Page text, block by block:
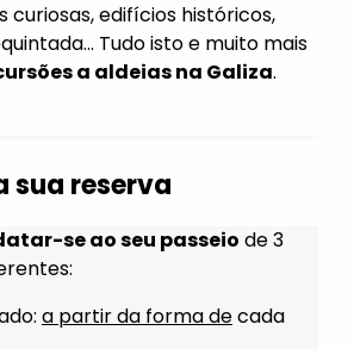
curiosas, edifícios históricos,
Tudo isto e muito mais
a aldeias na Galiza.
sua reserva
se ao seu passeio de 3
a partir da forma decada